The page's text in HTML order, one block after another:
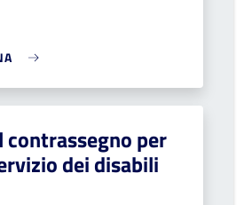
contrassegno per
dei disabili